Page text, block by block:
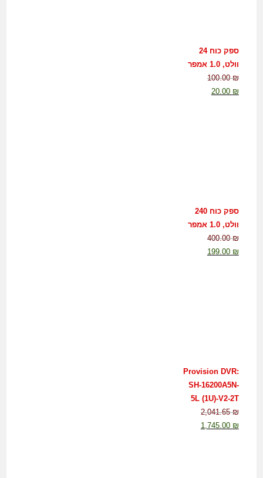
ספק כוח 24
וולט, 1.0 אמפר
100.00₪
20.00 ₪
ספק כוח 240
וולט, 1.0 אמפר
400.00₪
199.00 ₪
Provision DVR:
SH-16200A5N-
5L (1U)-V2-2T
2,041.65₪
1,745.00 ₪